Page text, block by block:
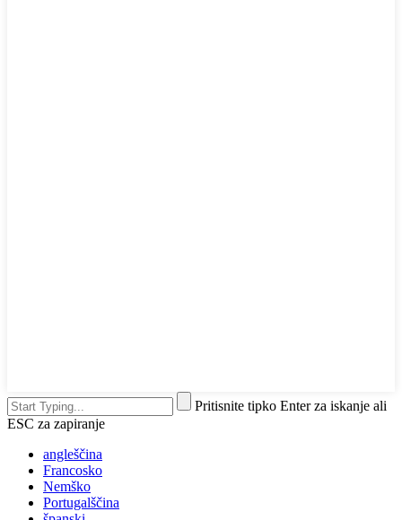
Pritisnite tipko Enter za iskanje ali
ESC za zapiranje
angleščina
Francosko
Nemško
Portugalščina